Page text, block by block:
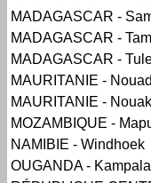
MADAGASCAR -
MADAGASCAR -
MADAGASCAR -
MAURITANIE -
MAURITANIE -
MOZAMBIQUE -
NAMIBIE - Windhoek
OUGANDA - Kampala